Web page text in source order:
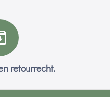
retourrecht.